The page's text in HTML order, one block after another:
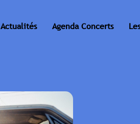
Actualités Agenda Concerts